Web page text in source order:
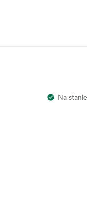
Na stanie